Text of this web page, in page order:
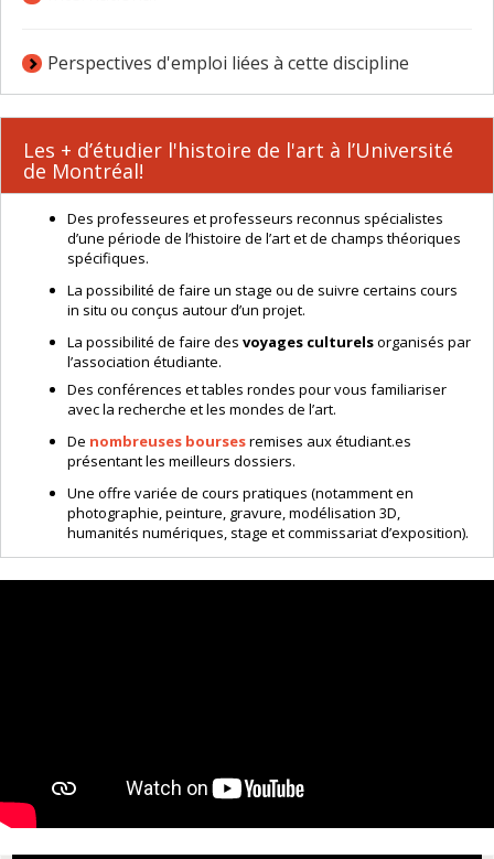
Perspectives d'emploi liées à cette discipline
Les + d’étudier l'histoire de l'art à l’Université
de Montréal!
Des professeures et professeurs reconnus spécialistes
d’une période de l’histoire de l’art et de champs théoriques
spécifiques.
La possibilité de faire un stage ou de suivre certains cours
in situ ou conçus autour d’un projet.
La possibilité de faire des voyages culturelsorganisés par
l’association étudiante.
Des conférences et tables rondes pour vous familiariser
avec la recherche et les mondes de l’art.
De nombreuses boursesremises aux étudiant.es
présentant les meilleurs dossiers.
Une offre variée de cours pratiques (notamment en
photographie, peinture, gravure, modélisation 3D,
humanités numériques, stage et commissariat d’exposition).